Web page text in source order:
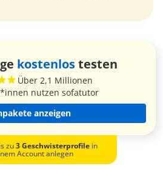
kostenlostesten
Über 2,1 Millionen
nutzen sofatutor
anzeigen
zu3 Geschwisterprofilein
Account anlegen